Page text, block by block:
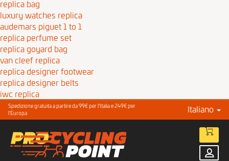
replica bag
luxury watches replica
audemars piguet 1 to 1
replica perfume set
replica goyard bag
van cleef replica
replica designer footwear
replica designer belts
iwc replica
Spedizione gratuita a partire da 99€ per l'Italia e 249€ per
l'Europa
Italiano